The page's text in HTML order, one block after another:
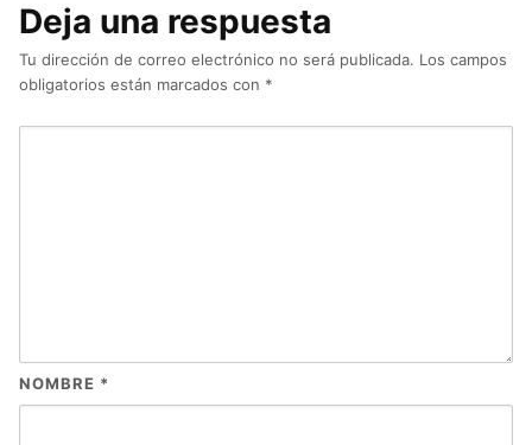
Deja una respuesta
Tu dirección de correo electrónico no será publicada. Los campos
obligatorios están marcados con *
NOMBRE *